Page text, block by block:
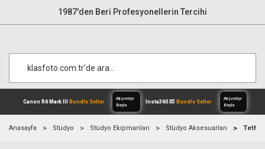
1987'den Beri Profesyonellerin Tercihi
Anasayfa Stüdyo Stüdyo Ekipmanları Stüdyo Aksesuarları Tether